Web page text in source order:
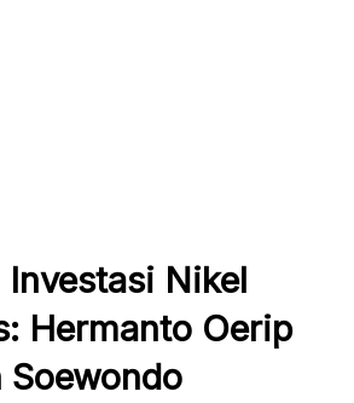
Investasi Nikel
Hermanto Oerip
Soewondo